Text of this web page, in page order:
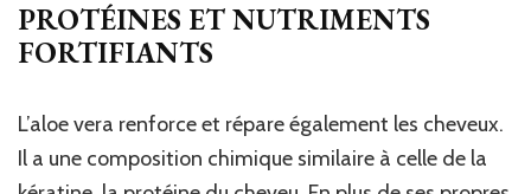
PROTÉINES ET NUTRIMENTS
FORTIFIANTS
L’aloe vera renforce et répare également les cheveux.
Il a une composition chimique similaire à celle de la